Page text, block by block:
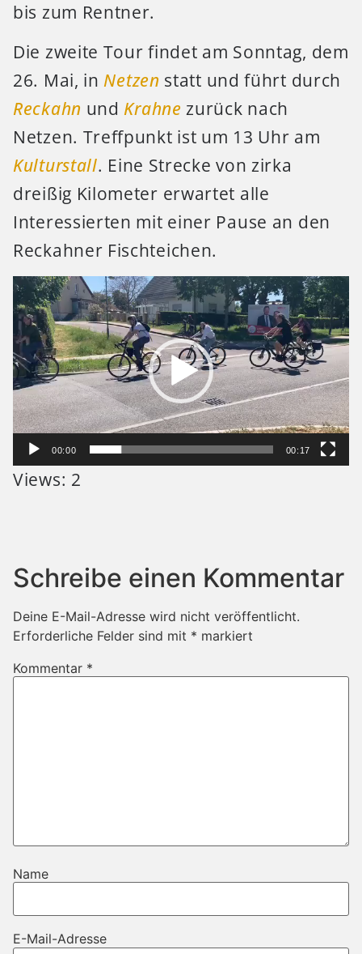
bis zum Rentner.
Die zweite Tour findet am Sonntag, dem
26. Mai, inNetzen statt und führt durch
Reckahn und Krahne zurück nach
Netzen. Treffpunkt ist um 13 Uhr am
Kulturstall. Eine Strecke von zirka
dreißig Kilometer erwartet alle
Interessierten mit einer Pause an den
Reckahner Fischteichen.
Video-
Player
00:00 00:17
Views: 2
Schreibe einen Kommentar
Deine E-Mail-Adresse wird nicht veröffentlicht.
Erforderliche Felder sind mit * markiert
Kommentar *
Name
E-Mail-Adresse